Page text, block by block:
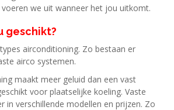
voeren we uit wanneer het jou uitkomt.
geschikt?
airconditioning. Zo bestaan er
airco systemen.
maakt meer geluid dan een vast
voor plaatselijke koeling. Vaste
in verschillende modellen en prijzen. Zo